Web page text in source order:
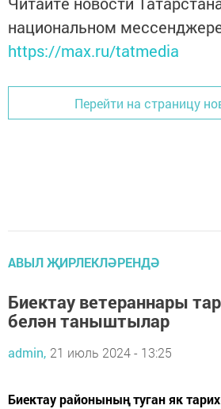
национальном
https://max.ru/tatmedia
Перейти на страницу
АВЫЛ ҖИРЛЕКЛӘРЕНДӘ
Биектау ветераннары
белән таныштылар
admin, 21 июль 2024 - 13:25
Биектау районының туган як